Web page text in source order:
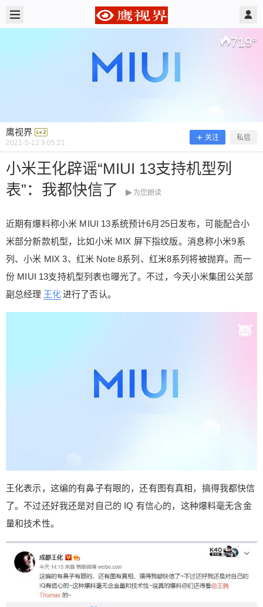
719°
鹰视界
2021-5-12 9:05:21
关注 私信
小米王化辟谣“MIUI 13支持机型列
表”：我都快信了
为您朗读
近期有爆料称小米 MIUI 13系统预计6月25日发布，可能配合小
米部分新款机型，比如小米 MIX 屏下指纹版。消息称小米9系
列、小米 MIX 3、红米 Note 8系列、红米8系列将被抛弃。而一
份 MIUI 13支持机型列表也曝光了。不过，今天小米集团公关部
副总经理 王化进行了否认。
王化表示，这编的有鼻子有眼的，还有图有真相，搞得我都快信
了。不过还好我还是对自己的 IQ 有信心的，这种爆料毫无含金
量和技术性。
鹰视界 @ 鹰视界 2021/5/12
小米王化辟谣“MIUI 13支持机型列
表”：我都快信了
近期有爆料称小米 MIUI 13系统预计6月25日发布，
可能配合小米部分新款机型，比如小米 MIX 屏下指
系列、红米8系列将被抛弃。而一份 MIUI 13支持机
型列表也曝光了。不过，今天小米集团公关部副总
经理王化进行了否认。 王化表示，这编的有鼻子有
和技术性。 下面是网传的 MIUI 13支持机型列表：